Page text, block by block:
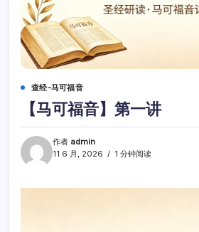
查经-马可福音
【马可福音】第一讲
作者 admin
11 6 月, 2026
1 分钟阅读